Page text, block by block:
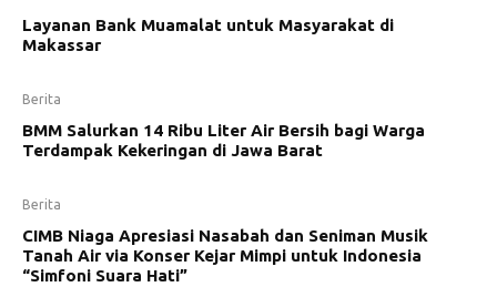
Layanan Bank Muamalat untuk Masyarakat di
Makassar
Berita
BMM Salurkan 14 Ribu Liter Air Bersih bagi Warga
Terdampak Kekeringan di Jawa Barat
Berita
CIMB Niaga Apresiasi Nasabah dan Seniman Musik
Tanah Air via Konser Kejar Mimpi untuk Indonesia
“Simfoni Suara Hati”